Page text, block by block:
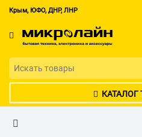
Крым, ЮФО, ДНР, ЛНР
КАТАЛОГ